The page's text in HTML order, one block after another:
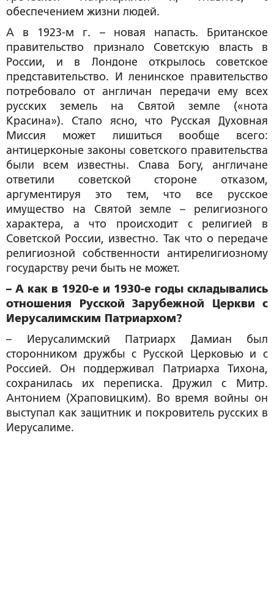
обеспечением жизни людей.
А в 1923-м г. – новая напасть. Британское
правительство признало Советскую власть в
России, и в Лондоне открылось советское
представительство. И ленинское правительство
потребовало от англичан передачи ему всех
русских земель на Святой земле («нота
Красина»). Стало ясно, что Русская Духовная
Миссия может лишиться вообще всего:
антицерконые законы советского правительства
были всем известны. Слава Богу, англичане
ответили советской стороне отказом,
аргументируя это тем, что все русское
имущество на Святой земле – религиозного
характера, а что происходит с религией в
Советской России, известно. Так что о передаче
религиозной собственности антирелигиозному
государству речи быть не может.
– А как в 1920-е и 1930-е годы складывались
отношения Русской Зарубежной Церкви с
Иерусалимским Патриархом?
– Иерусалимский Патриарх Дамиан был
сторонником дружбы с Русской Церковью и с
Россией. Он поддерживал Патриарха Тихона,
сохранилась их переписка. Дружил с Митр.
Антонием (Храповицким). Во время войны он
выступал как защитник и покровитель русских в
Иерусалиме.